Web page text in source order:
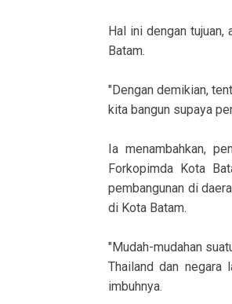
Hal ini dengan tujuan,
Batam.
"Dengan demikian,
kita bangun supaya
Ia menambahkan,
Forkopimda Kota
pembangunan di
di Kota Batam.
"Mudah-mudahan
Thailand dan negara
imbuhnya.